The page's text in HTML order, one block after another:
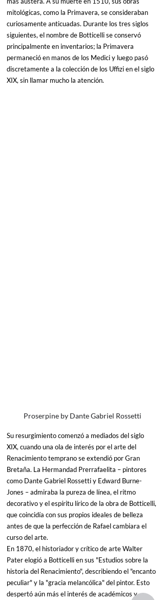
mitológicas, como la Primavera, se consideraban
curiosamente anticuadas. Durante los tres siglos
siguientes, el nombre de Botticelli se conservó
principalmente en inventarios; la Primavera
permaneció en manos de los Medici y luego pasó
discretamente a la colección de los Uffizi en el siglo
XIX, sin llamar mucho la atención.
Proserpine by Dante Gabriel Rossetti
Su resurgimiento comenzó a mediados del siglo
XIX, cuando una ola de interés por el arte del
Renacimiento temprano se extendió por Gran
Bretaña. La Hermandad Prerrafaelita – pintores
como Dante Gabriel Rossetti y Edward Burne-
Jones – admiraba la pureza de línea, el ritmo
decorativo y el espíritu lírico de la obra de Botticelli,
que coincidía con sus propios ideales de belleza
antes de que la perfección de Rafael cambiara el
curso del arte.
En 1870, el historiador y crítico de arte Walter
Pater elogió a Botticelli en sus "Estudios sobre la
historia del Renacimiento", describiendo el "encanto
peculiar" y la "gracia melancólica" del pintor. Esto
despertó aún más el interés de académicos y